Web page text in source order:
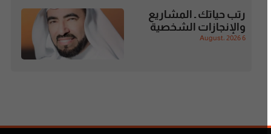
رتب حياتك ـ المشاريع
والإنجازات الشخصية
6 August، 2026